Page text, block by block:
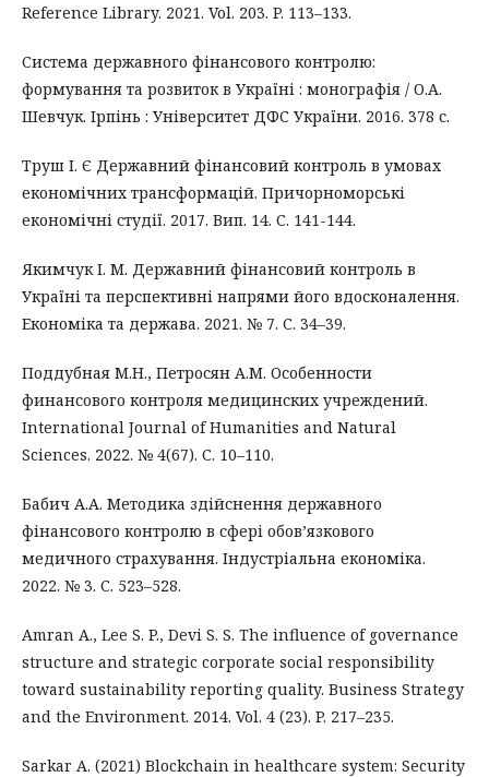
Reference Library. 2021. Vol. 203. P. 113–133.
Система державного фінансового контролю:
формування та розвиток в Україні : монографія / О.А.
Шевчук. Ірпінь : Університет ДФС України. 2016. 378 с.
Труш І. Є Державний фінансовий контроль в умовах
економічних трансформацій. Причорноморські
економічні студії. 2017. Вип. 14. С. 141-144.
Якимчук І. М. Державний фінансовий контроль в
Україні та перспективні напрями його вдосконалення.
Економіка та держава. 2021. № 7. С. 34–39.
Поддубная М.Н., Петросян А.М. Особенности
финансового контроля медицинских учреждений.
International Journal of Humanities and Natural
Sciences. 2022. № 4(67). С. 10–110.
Бабич А.А. Методика здійснення державного
фінансового контролю в сфері обов’язкового
медичного страхування. Індустріальна економіка.
2022. № 3. С. 523–528.
Amran A., Lee S. P., Devi S. S. The influence of governance
structure and strategic corporate social responsibility
toward sustainability reporting quality. Business Strategy
and the Environment. 2014. Vol. 4 (23). P. 217–235.
Sarkar A. (2021) Blockchain in healthcare system: Security